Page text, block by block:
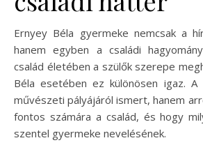
Ernyey Béla gyermeke nemcsak a
hanem egyben a családi
család életében a szülők szerepe
Béla esetében ez különösen igaz. A
művészeti pályájáról ismert, hanem
fontos számára a család, és hogy
szentel gyermeke nevelésének.